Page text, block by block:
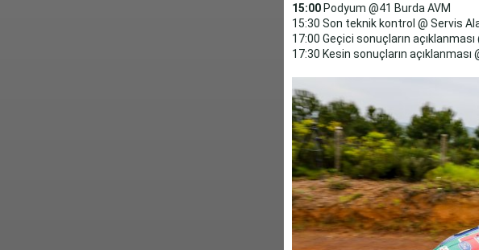
15:00 Podyum @41 Burda AVM
15:30 Son teknik kontrol @ Servis
17:00 Geçici sonuçların
17:30 Kesin sonuçların açıklanması